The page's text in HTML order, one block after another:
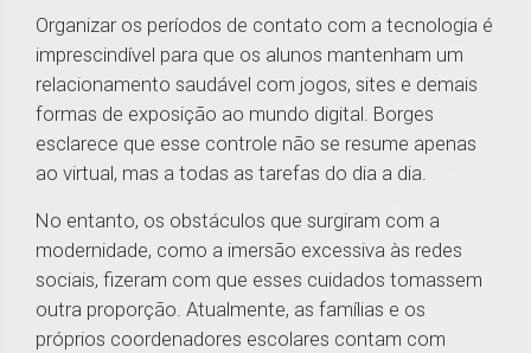
Organizar os períodos de contato com a tecnologia é
imprescindível para que os alunos mantenham um
relacionamento saudável com jogos, sites e demais
formas de exposição ao mundo digital. Borges
esclarece que esse controle não se resume apenas
ao virtual, mas a todas as tarefas do dia a dia.
No entanto, os obstáculos que surgiram com a
modernidade, como a imersão excessiva às redes
sociais, fizeram com que esses cuidados tomassem
outra proporção. Atualmente, as famílias e os
próprios coordenadores escolares contam com